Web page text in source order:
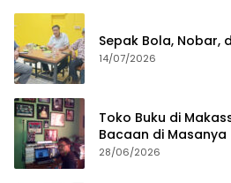
Sepak Bola, Nobar,
14/07/2026
Toko Buku di
Bacaan di Masanya
28/06/2026